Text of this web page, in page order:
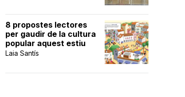
8 propostes lectores
per gaudir de la cultura
popular aquest estiu
Laia Santís